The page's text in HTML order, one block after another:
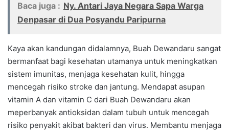
Baca juga : Ny. Antari Jaya Negara Sapa Warga
Denpasar di Dua Posyandu Paripurna
Kaya akan kandungan didalamnya, Buah Dewandaru sangat
bermanfaat bagi kesehatan utamanya untuk meningkatkan
sistem imunitas, menjaga kesehatan kulit, hingga
mencegah risiko stroke dan jantung. Mendapat asupan
vitamin A dan vitamin C dari Buah Dewandaru akan
meperbanyak antioksidan dalam tubuh untuk mencegah
risiko penyakit akibat bakteri dan virus. Membantu menjaga